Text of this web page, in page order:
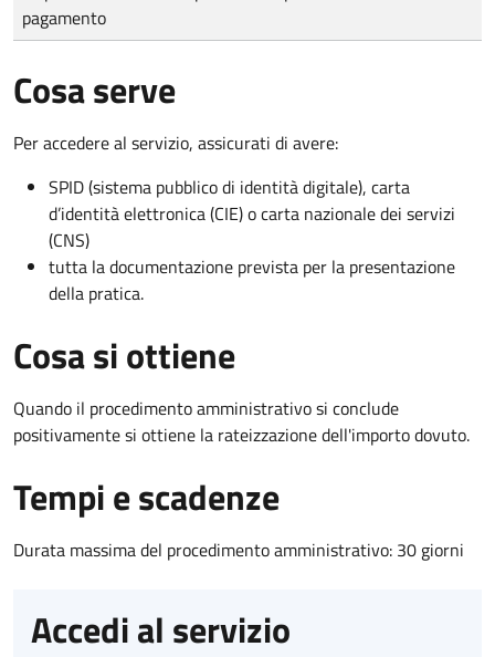
pagamento
Cosa serve
Per accedere al servizio, assicurati di avere:
SPID (sistema pubblico di identità digitale), carta
d’identità elettronica (CIE) o carta nazionale dei servizi
(CNS)
tutta la documentazione prevista per la presentazione
della pratica.
Cosa si ottiene
Quando il procedimento amministrativo si conclude
positivamente si ottiene la rateizzazione dell'importo dovuto.
Tempi e scadenze
Durata massima del procedimento amministrativo: 30 giorni
Accedi al servizio